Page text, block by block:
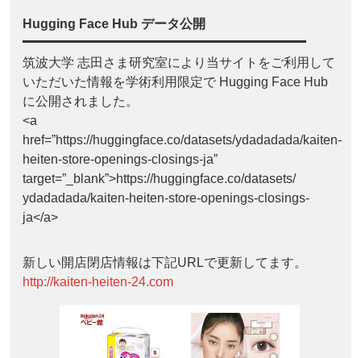
Hugging Face Hub データ公開
筑波大学 志田さま研究室により当サイトをご利用して
いただいた情報を学術利用限定で Hugging Face Hub
に公開されました。
<a
href=”https://huggingface.co/datasets/ydadadada/kaiten-
heiten-store-openings-closings-ja”
target=”_blank”>https://huggingface.co/datasets/
ydadadada/kaiten-heiten-store-openings-closings-
ja</a>
新しい開店閉店情報は下記URLで更新してます。
http://kaiten-heiten-24.com